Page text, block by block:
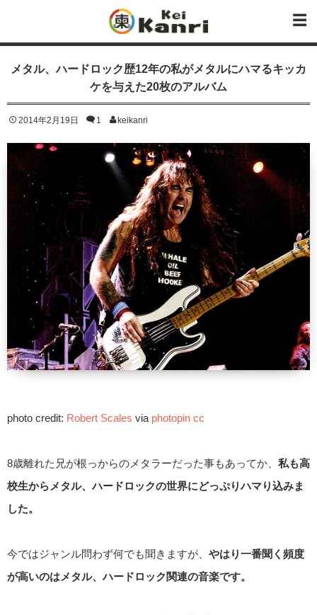
メタル、ハードロック歴12年の私がメタルにハマるキッカ
ケを与えた20枚のアルバム
2014年2月19日 1 keikanri
photo credit: Robert Scales via photopin cc
8歳離れた兄が根っからのメタラーだった事もあってか、 私も高
校生からメタル、ハードロックの世界にどっぷりハマり込みま
した。
今ではジャンル問わず何でも聞きますが、 やはり一番聞く頻度
が高いのはメタル、ハードロック関連の音楽です。